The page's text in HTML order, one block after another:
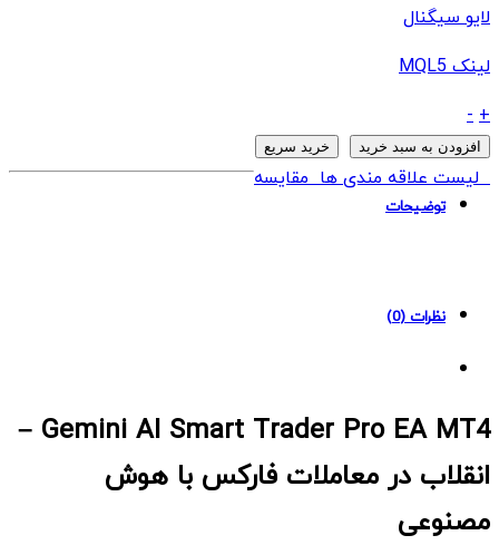
لایو سیگنال
لینک MQL5
ربات
Gemini
AI
Smart
quantity
+
-
افزودن به سبد خرید خرید سریع
لیست علاقه مندی هامقایسه
توضیحات
نظرات (0)
Gemini AI Smart Trader Pro EA MT4
–
انقلاب در معاملات فارکس با هوش
مصنوعی